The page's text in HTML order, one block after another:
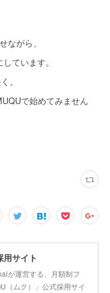
ながら、
ています。
。
で始めてみません
サイト
が運営する、月額制フ
（ムク）」公式採用サイ